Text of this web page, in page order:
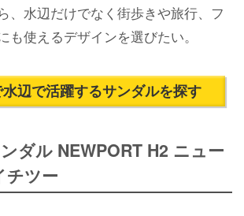
、水辺だけでなく街歩きや旅行、フ
も使えるデザインを選びたい。
辺で活躍するサンダルを探す
ダル NEWPORT H2 ニュー
チツー